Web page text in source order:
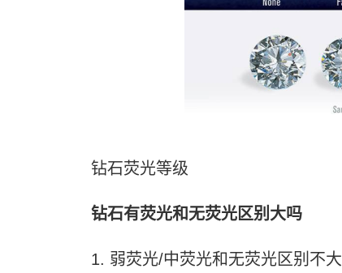
钻石荧光等级
钻石有荧光和无荧光区别大吗
1. 弱荧光/中荧光和无荧光区别不大